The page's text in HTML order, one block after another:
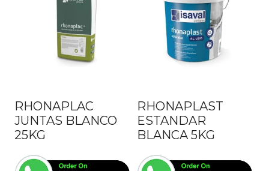
RHONAPLAC
JUNTAS BLANCO
25KG
RHONAPLAST
ESTANDAR
BLANCA 5KG